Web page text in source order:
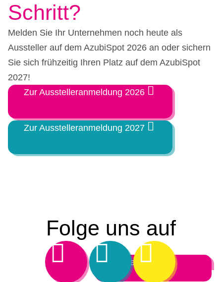
Schritt?
Melden Sie Ihr Unternehmen noch heute als
Aussteller auf dem AzubiSpot 2026 an oder sichern
Sie sich frühzeitig Ihren Platz auf dem AzubiSpot
2027!
Zur Ausstelleranmeldung 2026
Zur Ausstelleranmeldung 2027
Folge uns auf
Ich bin Besucher